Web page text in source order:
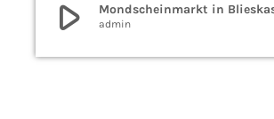
play_arrow Mondscheinmarkt in
admin